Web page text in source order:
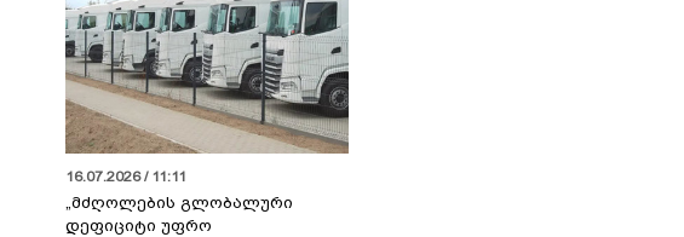
16.07.2026 / 11:11
„მძღოლების გლობალური
დეფიციტი უფრო